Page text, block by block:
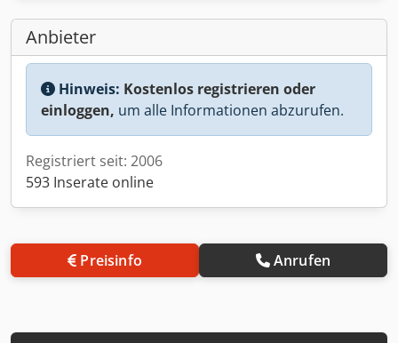
Anbieter
Hinweis: Kostenlos registrieren oder
einloggen, um alle Informationen abzurufen.
Registriert seit: 2006
593 Inserate online
Preisinfo Anrufen